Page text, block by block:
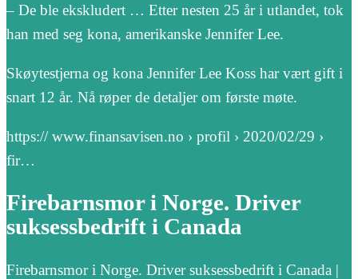
– De ble ekskludert … Etter nesten 25 år i utlandet, tok
han med seg kona, amerikanske Jennifer Lee.
Skøytestjerna og kona Jennifer Lee Koss har vært gift i
snart 12 år. Nå røper de detaljer om første møte.
https:// www.finansavisen.no › profil › 2020/02/29 ›
fir…
Firebarnsmor i Norge. Driver
suksessbedrift i Canada
Firebarnsmor i Norge. Driver suksessbedrift i Canada |